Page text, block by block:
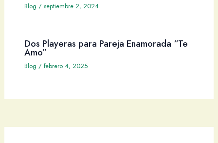
Blog / septiembre 2, 2024
Dos Playeras para Pareja Enamorada “Te
Amo”
Blog / febrero 4, 2025